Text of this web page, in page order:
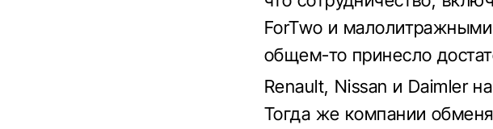
ForTwo и
общем-то принесло
Renault, Nissan и Daimler
Тогда же компании